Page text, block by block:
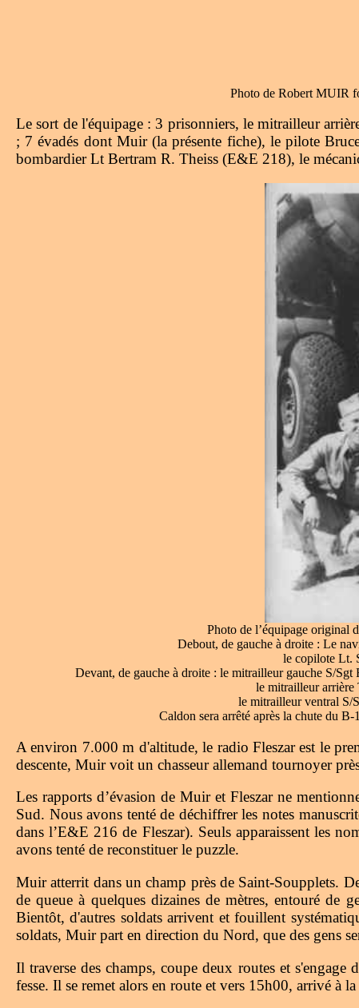
Photo de Robert MUIR
Le sort de l'équipage : 3 prisonniers, le mitrailleur
; 7 évadés dont Muir (la présente fiche), le pilote
bombardier Lt Bertram R. Theiss (E&E 218), le
Photo de l’équipage original
Debout, de gauche à droite : Le
le copilote Lt.
Devant, de gauche à droite : le mitrailleur gauche S/
le mitrailleur
le mitrailleur ventral S/
Caldon sera arrêté après la chute du
A environ 7.000 m d'altitude, le radio Fleszar est le
descente, Muir voit un chasseur allemand tournoyer
Les rapports d’évasion de Muir et Fleszar ne
Sud. Nous avons tenté de déchiffrer les notes
dans l’E&E 216 de Fleszar). Seuls apparaissent les
avons tenté de reconstituer le puzzle.
Muir atterrit dans un champ près de Saint-Soupplets.
de queue à quelques dizaines de mètres, entouré de
Bientôt, d'autres soldats arrivent et fouillent
soldats, Muir part en direction du Nord, que des gens
Il traverse des champs, coupe deux routes et
fesse. Il se remet alors en route et vers 15h00, arrivé à